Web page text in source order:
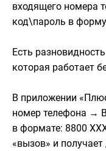
входящего номера
код\пароль в форму
Есть
которая работает
В приложении
номер телефона →
в формате: 8800
«вызов» и получает